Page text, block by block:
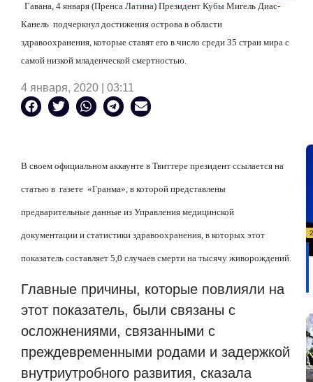
Гавана, 4 января (Пренса Латина) Президент Кубы Мигель Диас-
Канель подчеркнул достижения острова в области
здравоохранения, которые ставят его в число среди 35 стран мира с
самой низкой младенческой смертностью.
4 января, 2020 | 03:11
В своем официальном аккаунте в Твиттере президент ссылается на
статью в газете «Гранма», в которой представлены
предварительные данные из Управления медицинской
документации и статистики здравоохранения, в которых этот
показатель составляет 5,0 случаев смерти на тысячу живорождений.
Главные причины, которые повлияли на
этот показатель, были связаны с
осложнениями, связанными с
преждевременными родами и задержкой
внутриутробного развития, сказала